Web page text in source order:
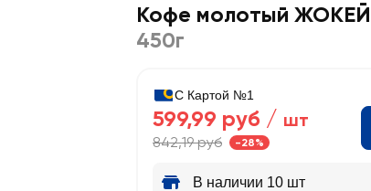
Кофе молотый
450г
С Картой №1
599,99 руб / шт
842,19 руб -28%
В наличии 10 шт